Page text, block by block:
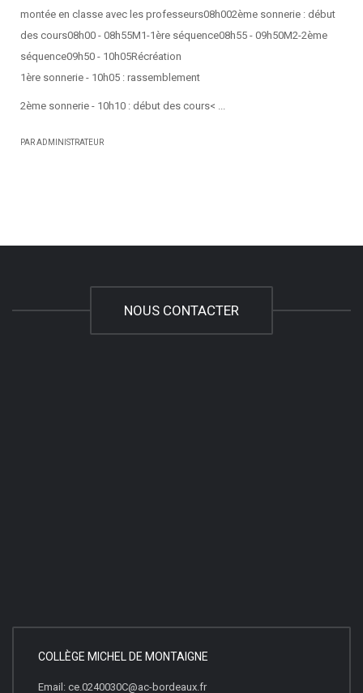
montée en classe avec les professeurs08h002ème sonnerie : début
des cours08h00 - 08h55M1-1ère séquence08h55 - 09h50M2-2ème
séquence09h50 - 10h05Récréation
1ère sonnerie - 10h05 : rassemblement
2ème sonnerie - 10h10 : début des cours< ...
PAR ADMINISTRATEUR
NOUS CONTACTER
COLLÈGE MICHEL DE MONTAIGNE
Email: ce.0240030C@ac-bordeaux.fr